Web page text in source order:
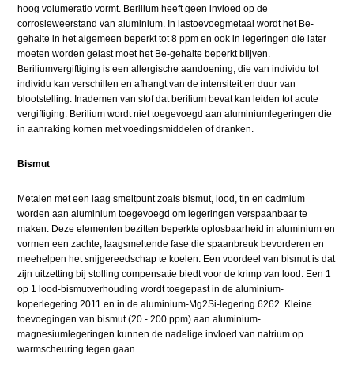
hoog volumeratio vormt. Berilium heeft geen invloed op de
corrosieweerstand van aluminium. In lastoevoegmetaal wordt het Be-
gehalte in het algemeen beperkt tot 8 ppm en ook in legeringen die later
moeten worden gelast moet het Be-gehalte beperkt blijven.
Beriliumvergiftiging is een allergische aandoening, die van individu tot
individu kan verschillen en afhangt van de intensiteit en duur van
blootstelling. Inademen van stof dat berilium bevat kan leiden tot acute
vergiftiging. Berilium wordt niet toegevoegd aan aluminiumlegeringen die
in aanraking komen met voedingsmiddelen of dranken.
Bismut
Metalen met een laag smeltpunt zoals bismut, lood, tin en cadmium
worden aan aluminium toegevoegd om legeringen verspaanbaar te
maken. Deze elementen bezitten beperkte oplosbaarheid in aluminium en
vormen een zachte, laagsmeltende fase die spaanbreuk bevorderen en
meehelpen het snijgereedschap te koelen. Een voordeel van bismut is dat
zijn uitzetting bij stolling compensatie biedt voor de krimp van lood. Een 1
op 1 lood-bismutverhouding wordt toegepast in de aluminium-
koperlegering 2011 en in de aluminium-Mg2Si-legering 6262. Kleine
toevoegingen van bismut (20 - 200 ppm) aan aluminium-
magnesiumlegeringen kunnen de nadelige invloed van natrium op
warmscheuring tegen gaan.